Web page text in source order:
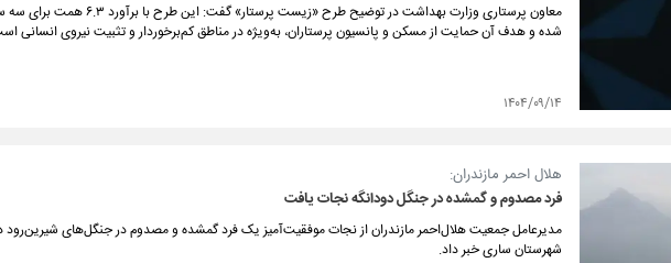
معاون پرستاری وزارت بهداشت در توضیح طرح «زیست پرستار»
شده و هدف آن حمایت از مسکن و پانسیون پرستاران، به‌ویژه در مناطق کم‌برخوردار و تثبیت نیروی انسانی
۱۴۰۴/۰۹/۱۴
هلال احمر مازندران:
فرد مصدوم و گمشده در جنگل دودانگه نجات یافت
مدیرعامل جمعیت هلال‌احمر مازندران از نجات موفقیت‌آمیز یک فرد گمشده و مصدوم در جنگل‌های شیرین‌رود
شهرستان ساری خبر داد.